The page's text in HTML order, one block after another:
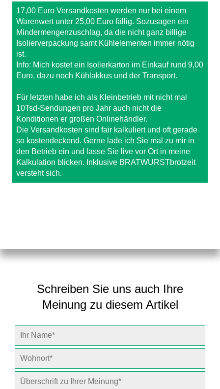
17,00 Euro Versandkosten werden nur bei einem
Warenwert unter 25,00 Euro fällig. Sozusagen ein
Mindermengenzuschlag, da die nicht ganz billige
Isolierverpackung samt Kühlelementen immer nötig
ist.
Info: Mich kostet ein Isolierkarton im Einkauf rund 9,00
Euro, dazu noch Kühlakkus und der Transport.
Für letzten habe ich als Kleinbetrieb mit nicht mal
10Tsd-Sendungen pro Jahr auch nicht die
Konditionen er großen Onlinehändler.
Die Versandkosten sind fair kalkuliert und oft gerade
so kostendeckend. Gerne lade ich Sie mal zu mir in
den Betrieb ein und lasse Sie live vor Ort in meine
Kalkulation blicken. Inklusive BRATWURSTbrotzeit
versteht sich.
Schreiben Sie uns auch Ihre
Meinung zu diesem Artikel